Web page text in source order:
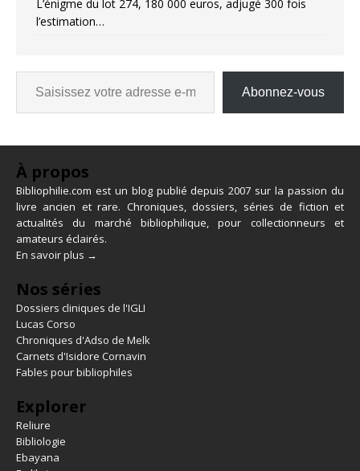
L’énigme du lot 274, 180 000 euros, adjugé 300 fois
l’estimation…
Abonnez-vous
À propos
Bibliophilie.com est un blog publié depuis 2007 sur la passion du
livre ancien et rare. Chroniques, dossiers, séries de fiction et
actualités du marché bibliophilique, pour collectionneurs et
amateurs éclairés.
En savoir plus →
Nos séries
Dossiers cliniques de l'IGLI
Lucas Corso
Chroniques d'Adso de Melk
Carnets d'Isidore Cornavin
Fables pour bibliophiles
Explorer
Reliure
Bibliologie
Ebayana